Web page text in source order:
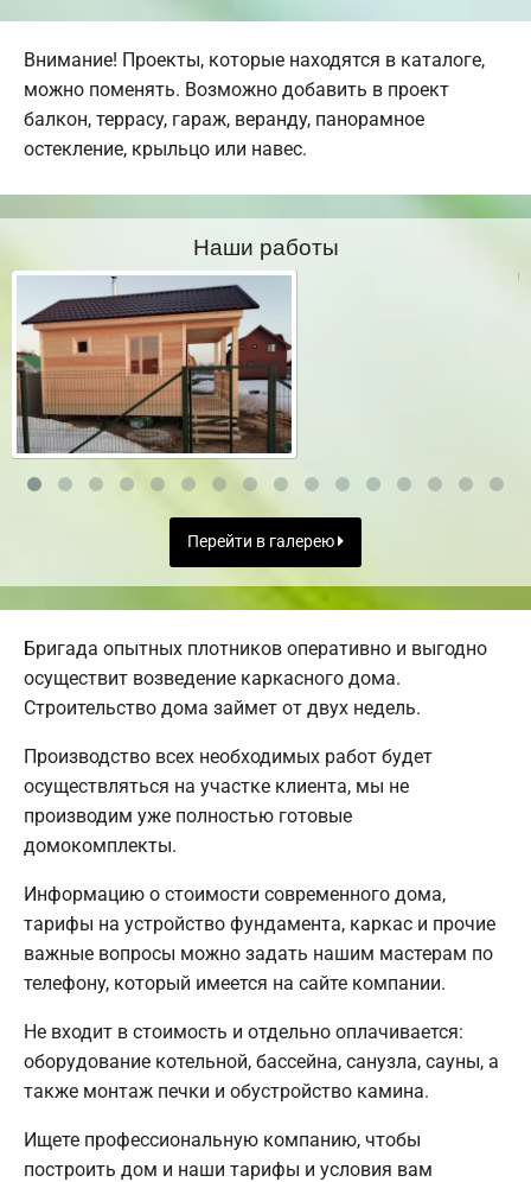
Внимание! Проекты, которые находятся в каталоге,
можно поменять. Возможно добавить в проект
балкон, террасу, гараж, веранду, панорамное
остекление, крыльцо или навес.
Наши работы
Перейти в галерею
Бригада опытных плотников оперативно и выгодно
осуществит возведение каркасного дома.
Строительство дома займет от двух недель.
Производство всех необходимых работ будет
осуществляться на участке клиента, мы не
производим уже полностью готовые
домокомплекты.
Информацию о стоимости современного дома,
тарифы на устройство фундамента, каркас и прочие
важные вопросы можно задать нашим мастерам по
телефону, который имеется на сайте компании.
Не входит в стоимость и отдельно оплачивается:
оборудование котельной, бассейна, санузла, сауны, а
также монтаж печки и обустройство камина.
Ищете профессиональную компанию, чтобы
построить дом и наши тарифы и условия вам